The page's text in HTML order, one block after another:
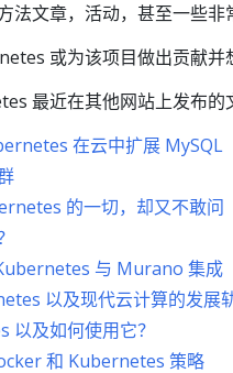
法文章，活动，甚至一些非
或为该项目做出贡献并
最近在其他网站上发布的
在云中扩展 MySQL
的一切，却又不敢问
与 Murano 集成
以及现代云计算的发展
及如何使用它？
和 Kubernetes 策略